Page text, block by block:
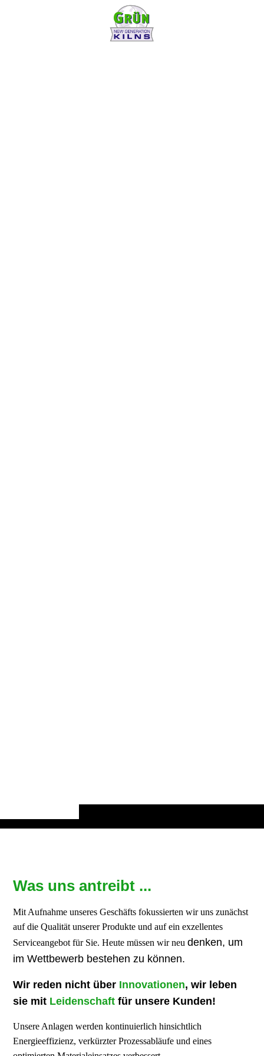
Was uns antreibt ...
Mit Aufnahme unseres Geschäfts fokussierten wir uns zunächst
auf die Qualität unserer Produkte und auf ein exzellentes
Serviceangebot für Sie. Heute müssen wir neudenken, um
im Wettbewerb bestehen zu können.
Wir reden nicht über Innovationen, wir leben
sie mit Leidenschaft für unsere Kunden!
Unsere Anlagen werden kontinuierlich hinsichtlich
Energieeffizienz, verkürzter Prozessabläufe und eines